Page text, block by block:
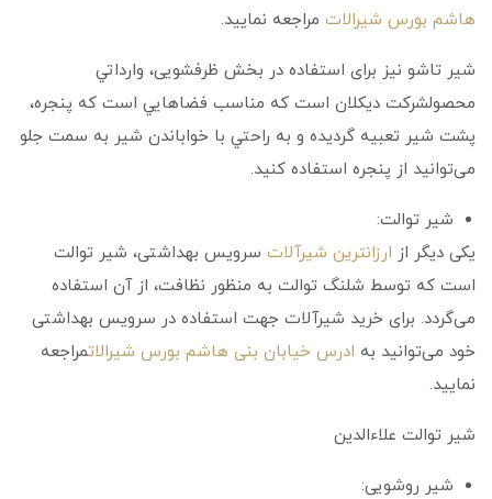
هاشم بورس شیرالات مراجعه نمایید.
شير تاشو نیز برای استفاده در بخش ظرفشویی، وارداتي
محصولشركت ديكلان است که مناسب فضاهايي است كه پنجره،
پشت شير تعبيه گردیده و به راحتي با خواباندن شير به سمت جلو
می‌توانید از پنجره استفاده كنید.
شیر توالت:
یکی دیگر از ارزانترین شیرآلات سرویس بهداشتی، شیر توالت
است که توسط شلنگ توالت به منظور نظافت، از آن استفاده
می‌گردد. برای خرید شیرآلات جهت استفاده در سرویس بهداشتی
خود می‌توانید به ادرس خیابان بنی هاشم بورس شیرالاتمراجعه
نمایید.
شیر توالت علاءالدین
شیر روشویی: